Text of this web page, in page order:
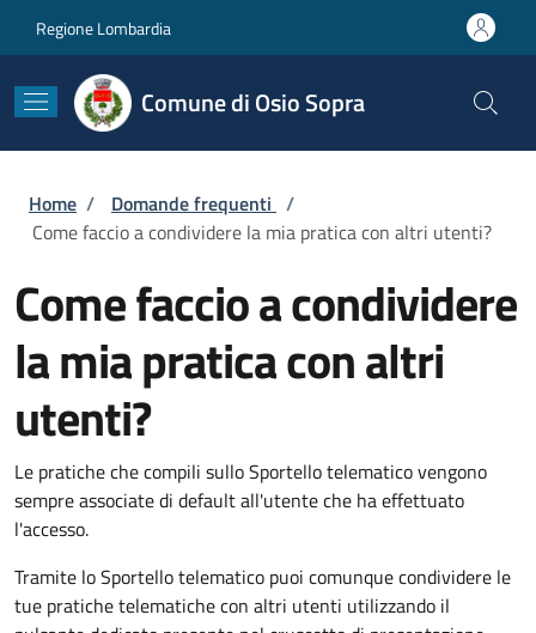
Regione Lombardia
Comune di Osio Sopra
Briciole di pane
Home / Domande frequenti /
Come faccio a condividere la mia pratica con altri utenti?
Come faccio a condividere
la mia pratica con altri
utenti?
Le pratiche che compili sullo Sportello telematico vengono
sempre associate di default all'utente che ha effettuato
l'accesso.
Tramite lo Sportello telematico puoi comunque condividere le
tue pratiche telematiche con altri utenti utilizzando il